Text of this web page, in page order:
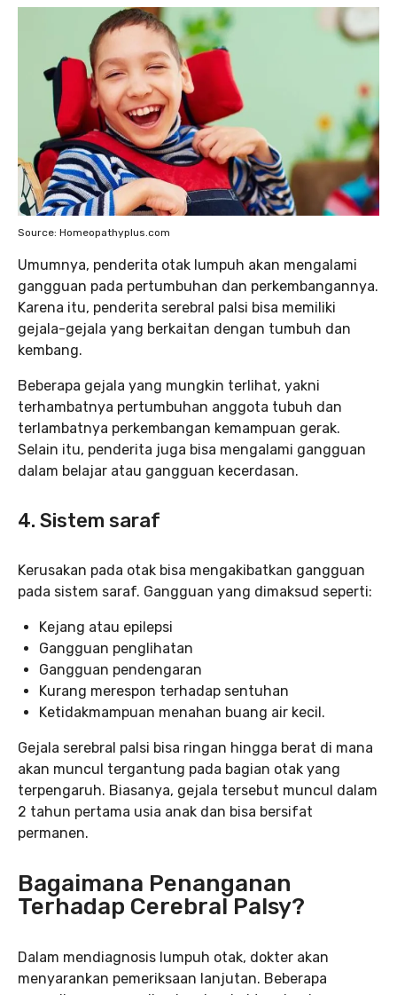
Source: Homeopathyplus.com
Umumnya, penderita otak lumpuh akan mengalami
gangguan pada pertumbuhan dan perkembangannya.
Karena itu, penderita serebral palsi bisa memiliki
gejala-gejala yang berkaitan dengan tumbuh dan
kembang.
Beberapa gejala yang mungkin terlihat, yakni
terhambatnya pertumbuhan anggota tubuh dan
terlambatnya perkembangan kemampuan gerak.
Selain itu, penderita juga bisa mengalami gangguan
dalam belajar atau gangguan kecerdasan.
4. Sistem saraf
Kerusakan pada otak bisa mengakibatkan gangguan
pada sistem saraf. Gangguan yang dimaksud seperti:
Kejang atau epilepsi
Gangguan penglihatan
Gangguan pendengaran
Kurang merespon terhadap sentuhan
Ketidakmampuan menahan buang air kecil.
Gejala serebral palsi bisa ringan hingga berat di mana
akan muncul tergantung pada bagian otak yang
terpengaruh. Biasanya, gejala tersebut muncul dalam
2 tahun pertama usia anak dan bisa bersifat
permanen.
Bagaimana Penanganan
Terhadap Cerebral Palsy?
Dalam mendiagnosis lumpuh otak, dokter akan
menyarankan pemeriksaan lanjutan. Beberapa